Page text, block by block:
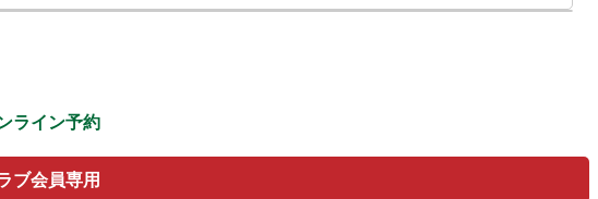
ライン予約
ブ会員専用